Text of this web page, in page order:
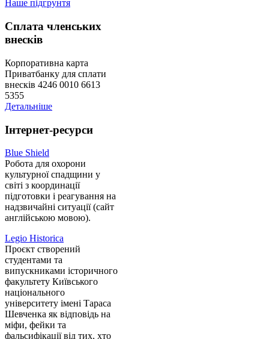
Наше підгрунтя
Сплата членських
внесків
Корпоративна карта
Приватбанку для сплати
внесків 4246 0010 6613
5355
Детальніше
Інтернет-ресурси
Blue Shield
Робота для охорони
культурної спадщини у
світі з координації
підготовки і реагування на
надзвичайні ситуації (сайт
англійською мовою).
Legio Historica
Проєкт створений
студентами та
випускниками історичного
факультету Київського
національного
університету імені Тараса
Шевченка як відповідь на
міфи, фейки та
фальсифікації від тих, хто